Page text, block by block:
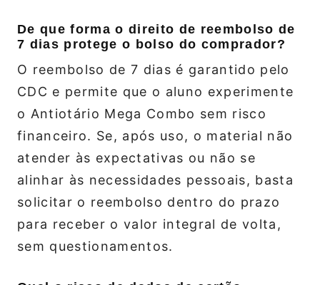
De que forma o direito de reembolso de
7 dias protege o bolso do comprador?
O reembolso de 7 dias é garantido pelo
CDC e permite que o aluno experimente
o Antiotário Mega Combo sem risco
financeiro. Se, após uso, o material não
atender às expectativas ou não se
alinhar às necessidades pessoais, basta
solicitar o reembolso dentro do prazo
para receber o valor integral de volta,
sem questionamentos.